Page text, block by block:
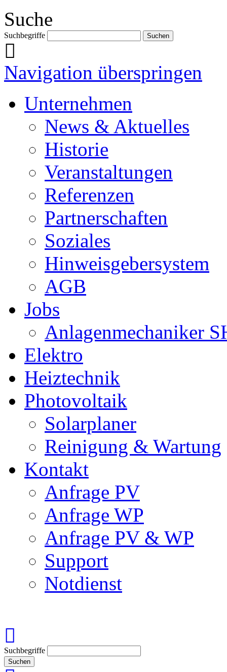
Suche
Suchbegriffe
Navigation überspringen
Unternehmen
News & Aktuelles
Historie
Veranstaltungen
Referenzen
Partnerschaften
Soziales
Hinweisgebersystem
AGB
Jobs
Anlagenmechaniker
Elektro
Heiztechnik
Photovoltaik
Solarplaner
Reinigung & Wartung
Kontakt
Anfrage PV
Anfrage WP
Anfrage PV & WP
Support
Notdienst
Suchbegriffe
Suchen